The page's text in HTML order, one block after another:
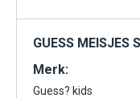
GUESS MEISJES
Merk:
Guess? kids